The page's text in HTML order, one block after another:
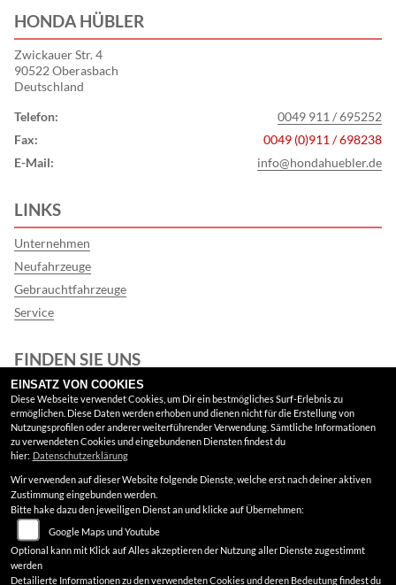
HONDA HÜBLER
Zwickauer Str. 4
90522 Oberasbach
Deutschland
Telefon:
0049 911 / 695252
Fax:
0049 (0)911 / 698238
E-Mail:
info@hondahuebler.de
LINKS
Unternehmen
Neufahrzeuge
Gebrauchtfahrzeuge
Service
FINDEN SIE UNS
Google Maps
RECHTLICHES
AGB
Impressum
Datenschutz
Disclaimer
EINSATZ VON COOKIES
Diese Webseite verwendet Cookies, um Dir ein bestmögliches Surf-Erlebnis zu
ermöglichen. Diese Daten werden erhoben und dienen nicht für die Erstellung von
Nutzungsprofilen oder anderer weiterführender Verwendung. Sämtliche Informationen
zu verwendeten Cookies und eingebundenen Diensten findest du
hier: Datenschutzerklärung
Wir verwenden auf dieser Website folgende Dienste, welche erst nach deiner aktiven
Zustimmung eingebunden werden.
Bitte hake dazu den jeweiligen Dienst an und klicke auf Übernehmen:
Google Maps und Youtube
Optional kann mit Klick auf Alles akzeptieren der Nutzung aller Dienste zugestimmt
werden
Detailierte Informationen zu den verwendeten Cookies und deren Bedeutung findest du